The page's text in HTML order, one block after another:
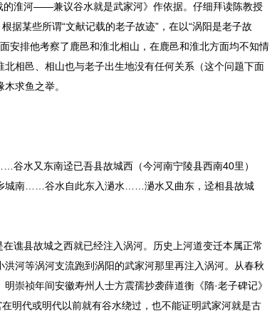
淮河——兼议谷水就是武家河》作依据。仔细拜读陈教授
据某些所谓“文献记载的老子故迹”，在以“涡阳是老子故
安排他考察了鹿邑和淮北相山，在鹿邑和淮北方面均不知情
相邑、相山也与老子出生地没有任何关系（这个问题下面
求鱼之举。
水又东南迳已吾县故城西（今河南宁陵县西南40里）
南……谷水自此东入濄水……濄水又曲东，迳相县故城
谯县故城之西就已经注入涡河。历史上河道变迁本属正常
河等涡河支流跑到涡阳的武家河那里再注入涡河。从春秋
崇祯年间安徽寿州人士方震孺抄袭薛道衡《隋·老子碑记》
明代或明代以前就有谷水绕过，也不能证明武家河就是古